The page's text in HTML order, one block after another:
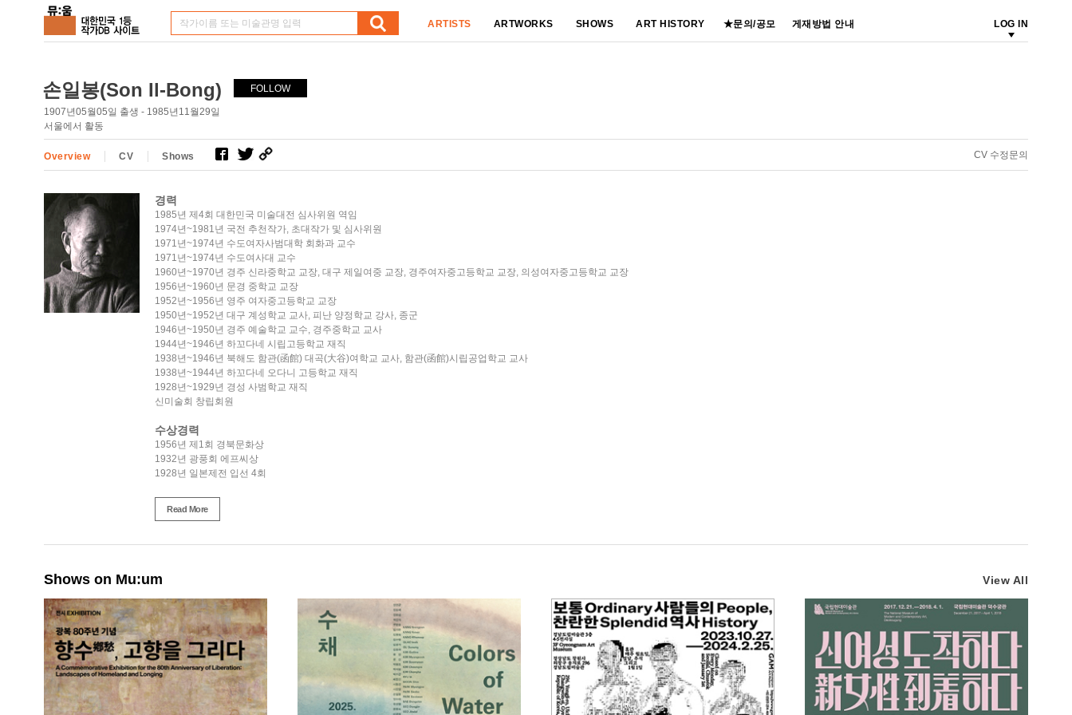
ARTISTS ARTWORKS SHOWS ART HISTORY ★문의/공모 게재방법 안내 LOG IN
손일봉(Son Il-Bong) FOLLOW
1907년05월05일 출생 - 1985년11월29일
서울에서 활동
Overview CV Shows CV 수정문의
경력
1985년 제4회 대한민국 미술대전 심사위원 역임
1974년~1981년 국전 추천작가, 초대작가 및 심사위원
1971년~1974년 수도여자사범대학 회화과 교수
1971년~1974년 수도여사대 교수
1960년~1970년 경주 신라중학교 교장, 대구 제일여중 교장, 경주여자중고등학교 교장, 의성여자중고등학교 교장
1956년~1960년 문경 중학교 교장
1952년~1956년 영주 여자중고등학교 교장
1950년~1952년 대구 계성학교 교사, 피난 양정학교 강사, 종군
1946년~1950년 경주 예술학교 교수, 경주중학교 교사
1944년~1946년 하꼬다네 시립고등학교 재직
1938년~1946년 북해도 함관(函館) 대곡(大谷)여학교 교사, 함관(函館)시립공업학교 교사
1938년~1944년 하꼬다네 오다니 고등학교 재직
1928년~1929년 경성 사범학교 재직
신미술회 창립회원
수상경력
1956년 제1회 경북문화상
1932년 광풍회 에프씨상
1928년 일본제전 입선 4회
개인전
2023 보통 사람들의 찬란한 역사, 경남도립미술관, 경남 창원
2013, 화가의 여인, 나부裸婦 : 한국근현대누드걸작展 1930~2000, 롯데갤러리 본점, 서울
1998, 아름다운 성찬, 국립현대미술관, 과천
1998, 정부소장미술품특별전, 국립현대미술관, 과천
1997, 한국근대미술-근대를보는눈, 국립현대미술관, 과천
1992, 국립현대미술관 소장작가작품전, 국립현대미술관, 강릉/대구
1985, 85현대미술초대전, 국립현대미술관, 과천
Read More
Shows on Mu:um View All